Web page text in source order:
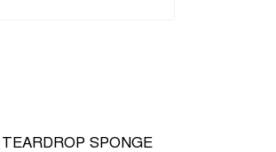
TEARDROP SPONGE